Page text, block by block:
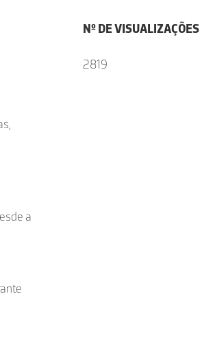
a
Nº DE VISUALIZAÇÕES
2819